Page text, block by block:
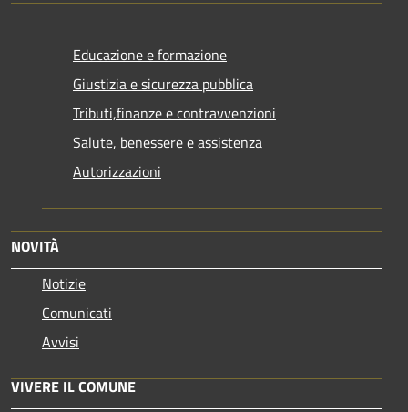
Educazione e formazione
Giustizia e sicurezza pubblica
Tributi,finanze e contravvenzioni
Salute, benessere e assistenza
Autorizzazioni
NOVITÀ
Notizie
Comunicati
Avvisi
VIVERE IL COMUNE